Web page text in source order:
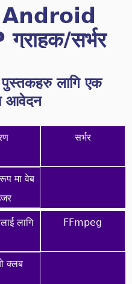
सर्भर
पुस्तकहरु लागि एक
आवेदन
सर्भर
मा वेब
लागि FFmpeg
क्लब